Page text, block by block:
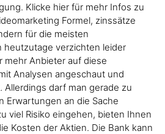
Klicke hier für mehr Infos zu
Formel, zinssätze
für die meisten
heutzutage verzichten leider
mehr Anbieter auf diese
Analysen angeschaut und
darf man gerade zu
Erwartungen an die Sache
viel Risiko eingehen, bieten Ihnen
Kosten der Aktien. Die Bank kann